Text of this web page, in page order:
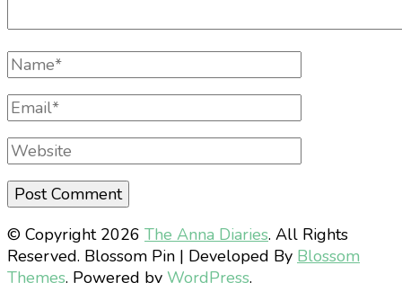
Full
Name
Email
Website
© Copyright 2026 The Anna Diaries. All Rights
Reserved. Blossom Pin | Developed By Blossom
Themes. Powered by WordPress.